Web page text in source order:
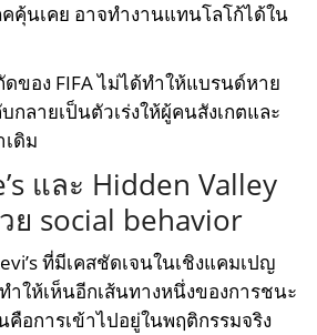
คุ้นเคย อาจทำงานแทนโลโก้ได้ใน
ดของ FIFA ไม่ได้ทำให้แบรนด์หาย
ลายเป็นตัวเร่งให้ผู้คนสังเกตและ
ดิม
และ Hidden Valley
ย social behavior
ที่มีเคสชัดเจนในเชิงแคมเปญ
ำให้เห็นอีกเส้นทางหนึ่งของการชนะ
อการเข้าไปอยู่ในพฤติกรรมจริง